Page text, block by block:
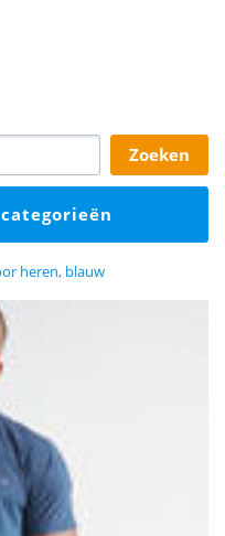
zoeken
heren, blauw